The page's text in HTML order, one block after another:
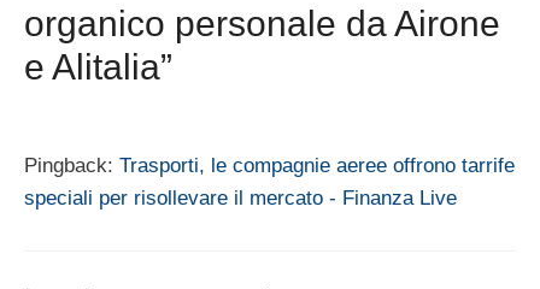
organico personale da Airone
e Alitalia”
Pingback: Trasporti, le compagnie aeree offrono tarrife
speciali per risollevare il mercato - Finanza Live